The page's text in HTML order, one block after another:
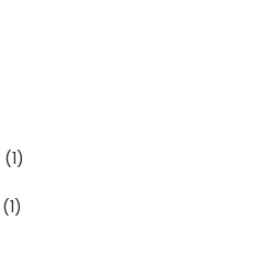
(1)
(1)